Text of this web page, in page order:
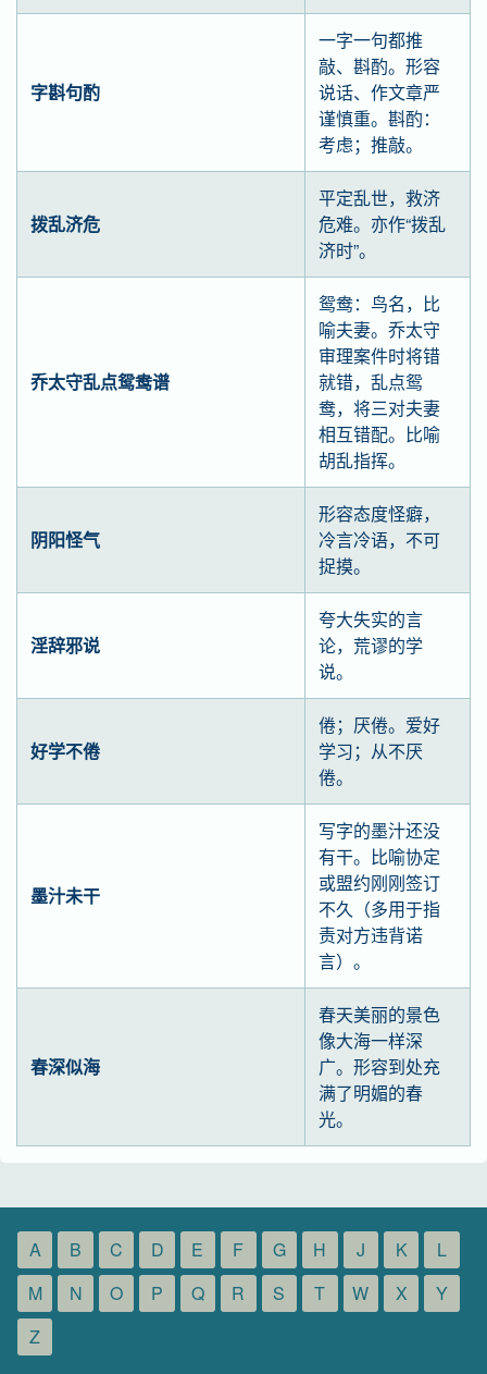
字斟句酌
一字一句都推
敲、斟酌。形容
说话、作文章严
谨慎重。斟酌：
考虑；推敲。
拨乱济危
平定乱世，救济
危难。亦作“拨乱
济时”。
乔太守乱点鸳鸯谱
鸳鸯：鸟名，比
喻夫妻。乔太守
审理案件时将错
就错，乱点鸳
鸯，将三对夫妻
相互错配。比喻
胡乱指挥。
阴阳怪气
形容态度怪癖，
冷言冷语，不可
捉摸。
淫辞邪说
夸大失实的言
论，荒谬的学
说。
好学不倦
倦；厌倦。爱好
学习；从不厌
倦。
墨汁未干
写字的墨汁还没
有干。比喻协定
或盟约刚刚签订
不久（多用于指
责对方违背诺
言）。
春深似海
春天美丽的景色
像大海一样深
广。形容到处充
满了明媚的春
光。
A B C D E F G H J K
L
M
N O P Q R S T W X
Y
Z